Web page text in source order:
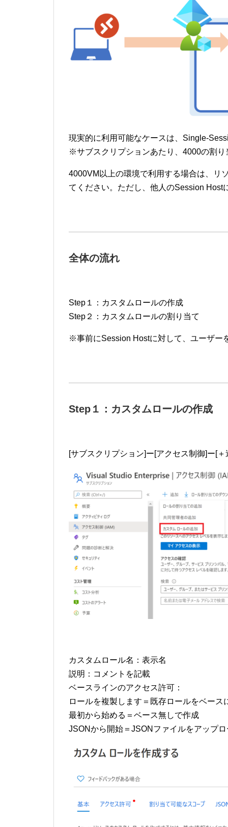
現実的に利用可能なケースは、Single-
※サブスクリプションあたり、4000の割り
4000VM以上の環境で利用する場合は、リ
てください。ただし、他人のSession Host
全体の流れ
Step１：カスタムロールの作成
Step２：カスタムロールの割り当て
※事前にSession Hostに対して、ユーザー
Step１：カスタムロールの作成
[サブスクリプション]ー[アクセス制御]ー[
カスタムロール名：表示名
説明：コメントを記載
ベースラインのアクセス許可：
ロールを複製します＝既存ロールをベース
最初から始める＝ベース無しで作成
JSONから開始＝JSONファイルをアップ